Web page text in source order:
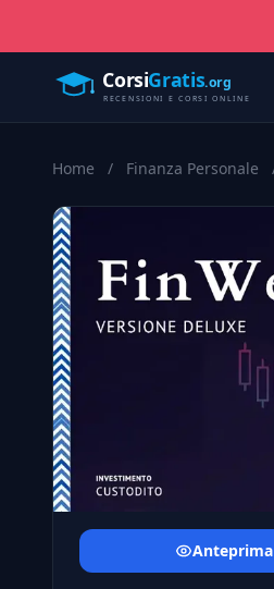
Home / Finanza Personale